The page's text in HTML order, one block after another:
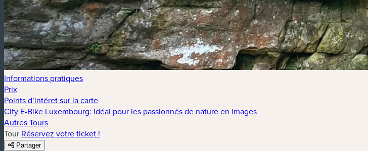
Informations pratiques
Prix
Points d’intéret sur la carte
City E-Bike Luxembourg: Idéal pour les passionnés de nature en images
Autres Tours
Tour Réservez votre ticket !
Partager